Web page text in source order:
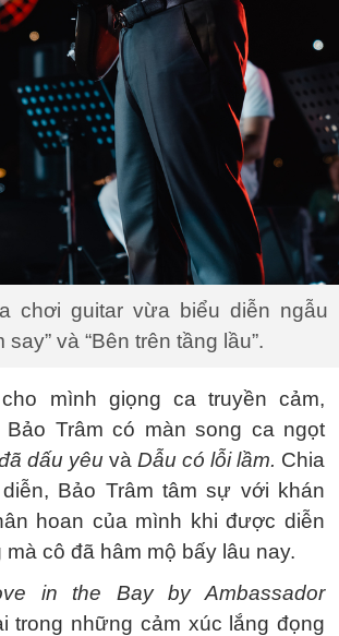
chơi guitar vừa biểu diễn ngẫu
say” và “Bên trên tầng lầu”.
mình giọng ca truyền cảm,
Bảo Trâm có màn song ca ngọt
dấu yêu và Dẫu có lỗi lầm. Chia
Bảo Trâm tâm sự với khán
hoan của mình khi được diễn
cô đã hâm mộ bấy lâu nay.
in the Bay by Ambassador
trong những cảm xúc lắng đọng